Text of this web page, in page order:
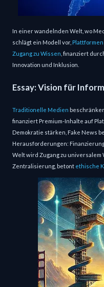
In einer wandelnden Welt, wo
schlägt ein Modell vor, Plattformen
Zugang zu Wissen , finanziert
Innovation und Inklusion.
Essay: Vision für
Traditionelle Medien
finanziert Premium-Inhalte auf
Demokratie stärken, Fake News
Herausforderungen:
Welt wird Zugang zu universalem
Zentralisierung, betont ethische